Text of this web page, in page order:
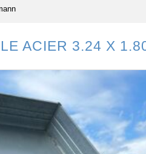
ACIER 3.24 X